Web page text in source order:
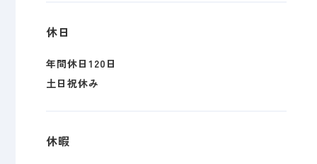
休日
年間休日120日
土日祝休み
休暇